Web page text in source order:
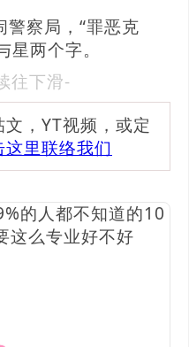
察局，“罪恶克
两个字。
往下滑-
，YT视频，或定
这里联络我们